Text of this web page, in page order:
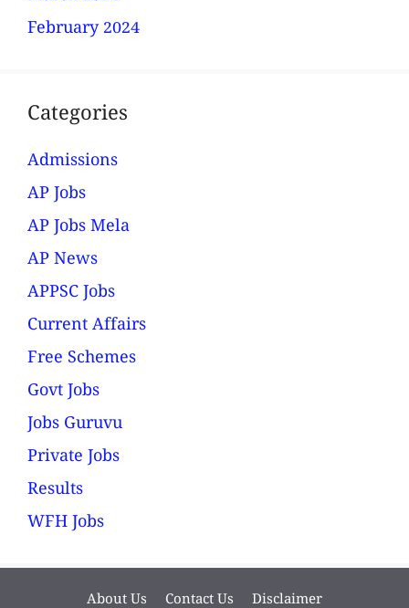
February 2024
Categories
Admissions
AP Jobs
AP Jobs Mela
AP News
APPSC Jobs
Current Affairs
Free Schemes
Govt Jobs
Jobs Guruvu
Private Jobs
Results
WFH Jobs
About Us Contact Us Disclaimer